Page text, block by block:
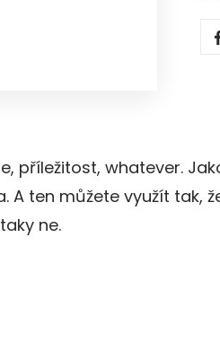
příležitost, whatever.
ten můžete využít tak,
ne.